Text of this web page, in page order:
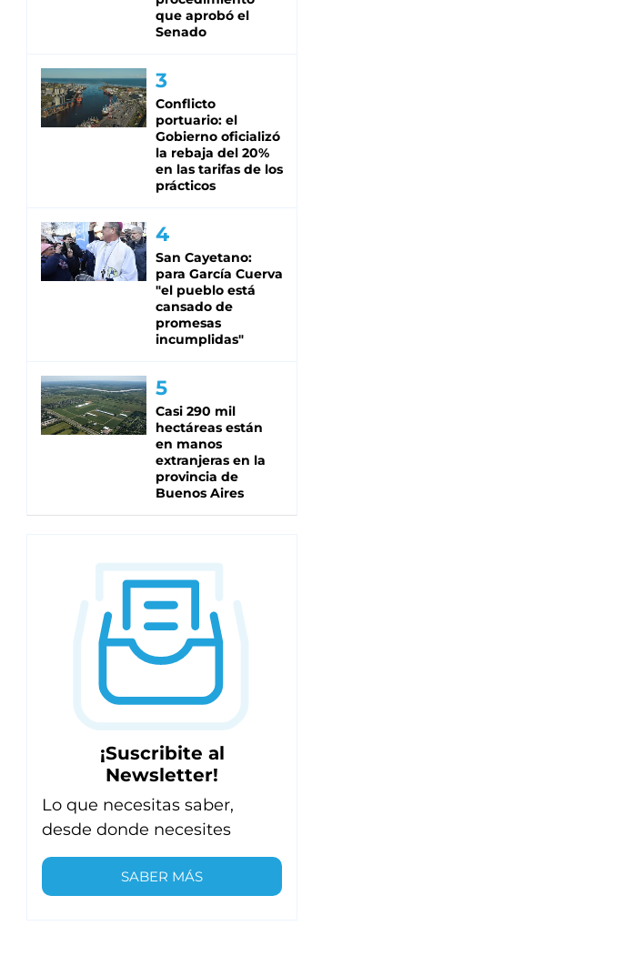
que aprobó el
Senado
Conflicto
portuario: el
Gobierno oficializó
la rebaja del 20%
en las tarifas de los
prácticos
San Cayetano:
para García Cuerva
"el pueblo está
cansado de
promesas
incumplidas"
Casi 290 mil
hectáreas están
en manos
extranjeras en la
provincia de
Buenos Aires
¡Suscribite al
Newsletter!
Lo que necesitas saber,
desde donde necesites
SABER MÁS